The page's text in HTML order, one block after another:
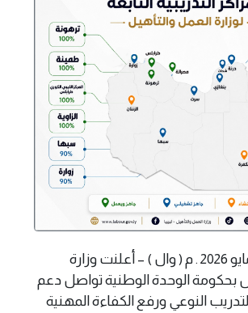
طرابلس - 16 مايو 2026 . م ( وال ) – أعلنت وزارة
بحكومة الوحدة الوطنية تواصل دعم
النوعي ورفع الكفاءة المهنية